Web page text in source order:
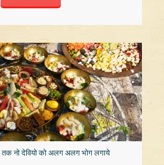
तक नो देवियो को अलग अलग भोग लगाये